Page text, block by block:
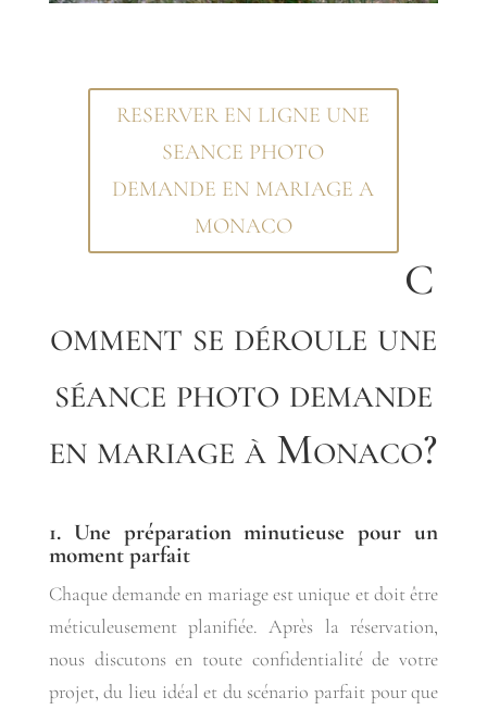
RESERVER EN LIGNE UNE
SEANCE PHOTO
DEMANDE EN MARIAGE A
MONACO
C
omment se déroule une
séance photo demande
en mariage à Monaco?
1. Une préparation minutieuse pour un
moment parfait
Chaque demande en mariage est unique et doit être
méticuleusement planifiée. Après la réservation,
nous discutons en toute confidentialité de votre
projet, du lieu idéal et du scénario parfait pour que